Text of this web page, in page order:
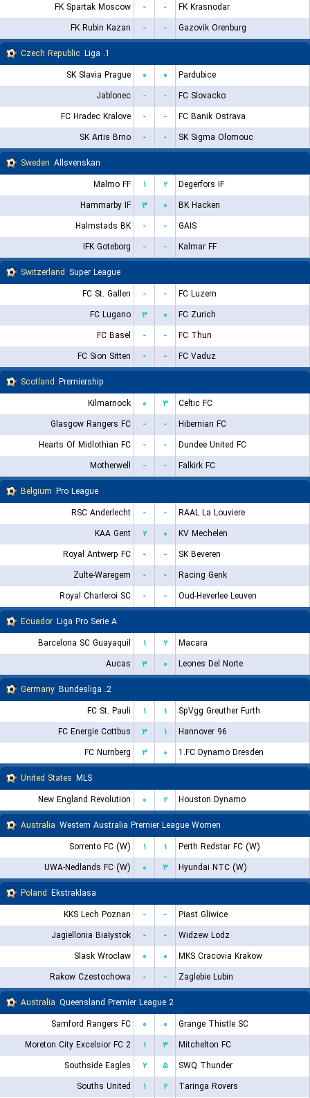
FK Spartak Moscow
- -
FK Krasnodar
FK Rubin Kazan
- -
Gazovik Orenburg
Czech Republic
1. Liga
SK Slavia Prague
۰ ۰
Pardubice
Jablonec
- -
FC Slovacko
FC Hradec Kralove
- -
FC Banik Ostrava
SK Artis Brno
- -
SK Sigma Olomouc
Sweden Allsvenskan
Malmo FF
۱ ۲
Degerfors IF
Hammarby IF
۳ ۰
BK Hacken
Halmstads BK
- -
GAIS
IFK Goteborg
- -
Kalmar FF
Switzerland Super League
FC St. Gallen
- -
FC Luzern
FC Lugano
۳ ۰
FC Zurich
FC Basel
- -
FC Thun
FC Sion Sitten
- -
FC Vaduz
Scotland Premiership
Kilmarnock
۰ ۳
Celtic FC
Glasgow Rangers FC
- -
Hibernian FC
Hearts Of Midlothian FC
- -
Dundee United FC
Motherwell
- -
Falkirk FC
Belgium Pro League
RSC Anderlecht
- -
RAAL La Louviere
KAA Gent
۲ ۰
KV Mechelen
Royal Antwerp FC
- -
SK Beveren
Zulte-Waregem
- -
Racing Genk
Royal Charleroi SC
- -
Oud-Heverlee Leuven
Ecuador Liga Pro Serie A
Barcelona SC Guayaquil
۱ ۲
Macara
Aucas
۳ ۰
Leones Del Norte
Germany
2. Bundesliga
FC St. Pauli
۱ ۱
SpVgg Greuther Furth
FC Energie Cottbus
۳ ۱
Hannover 96
FC Nurnberg
۳ ۰
1.FC Dynamo Dresden
United States MLS
New England Revolution
۰ ۲
Houston Dynamo
Australia Western Australia Premier League Women
Sorrento FC (W)
۱ ۱
Perth Redstar FC (W)
UWA-Nedlands FC (W)
۰ ۳
Hyundai NTC (W)
Poland Ekstraklasa
KKS Lech Poznan
- -
Piast Gliwice
Jagiellonia Białystok
- -
Widzew Lodz
Slask Wroclaw
۰ ۰
MKS Cracovia Krakow
Rakow Czestochowa
- -
Zaglebie Lubin
Australia Queensland Premier League 2
Samford Rangers FC
۰ ۰
Grange Thistle SC
Moreton City Excelsior FC 2
۱ ۳
Mitchelton FC
Southside Eagles
۲ ۵
SWQ Thunder
Souths United
۱ ۲ Taringa Rovers